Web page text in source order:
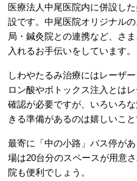
医療法人中尾医院内に併設し
設です。中尾医院オリジナル
局・鍼灸院との連携など、さ
入れるお手伝いをしています。
しわやたるみ治療にはレーザ
ロン酸やボトックス注入とは
確認が必要ですが、いろいろ
きる準備があるのは嬉しいこと
最寄に「中の小路」バス停が
場は20台分のスペースが用意
院も便利でしょう。